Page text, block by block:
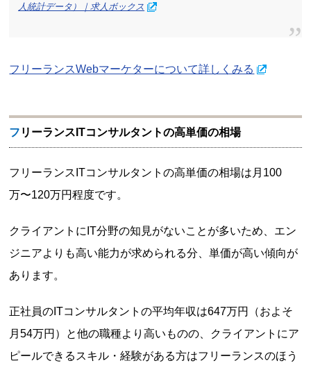
人統計データ）｜求人ボックス
フリーランスWebマーケターについて詳しくみる
フリーランスITコンサルタントの高単価の相場
フリーランスITコンサルタントの高単価の相場は月100
万〜120万円程度です。
クライアントにIT分野の知見がないことが多いため、エン
ジニアよりも高い能力が求められる分、単価が高い傾向が
あります。
正社員のITコンサルタントの平均年収は647万円（およそ
月54万円）と他の職種より高いものの、クライアントにア
ピールできるスキル・経験がある方はフリーランスのほう